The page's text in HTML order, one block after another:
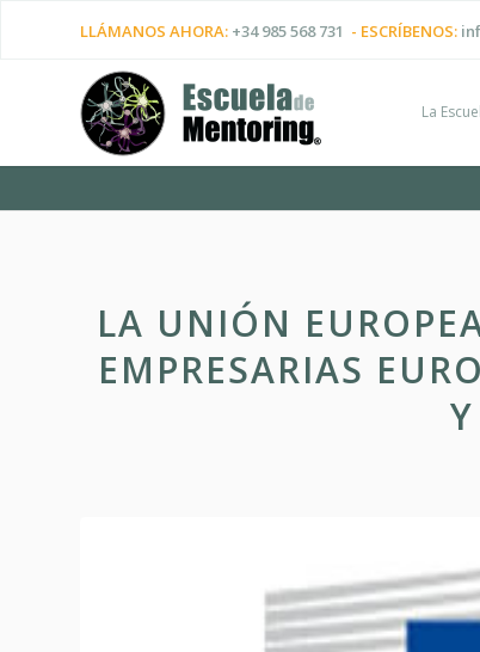
LLÁMANOS AHORA: +34 985 568 731 - ESCRÍBENOS:
La
LA UNIÓN
EMPRESARIAS